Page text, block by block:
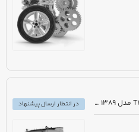
مزایده دولتی کامیون کشنده البرز T375 مدل 1389 رنگ سفید
در انتظار ارسال پیشنهاد